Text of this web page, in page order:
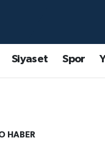
Siyaset Spor
HABER
Eczaneler
Haritası